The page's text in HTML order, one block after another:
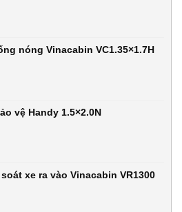
nóng Vinacabin VC1.35×1.7H
vệ Handy 1.5×2.0N
xe ra vào Vinacabin VR1300